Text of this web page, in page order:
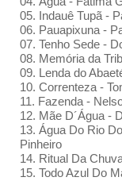
05. Indauê Tupã -
06. Pauapixuna -
07. Tenho Sede -
08. Memória da
09. Lenda do
10. Correnteza -
11. Fazenda -
12. Mãe D´Água -
13. Água Do Rio
Pinheiro
14. Ritual Da
15. Todo Azul Do